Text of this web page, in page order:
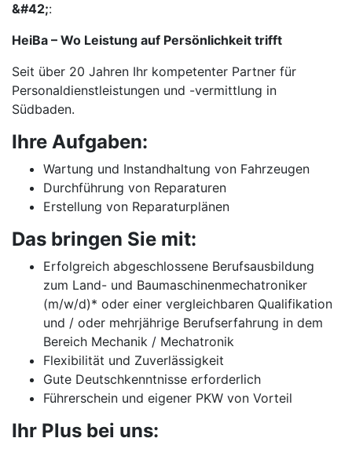
&#42;:
HeiBa – Wo Leistung auf Persönlichkeit trifft
Seit über 20 Jahren Ihr kompetenter Partner für
Personal­dienst­leistungen und -vermittlung in
Südbaden.
Ihre Aufgaben:
Wartung und Instandhaltung von Fahrzeugen
Durchführung von Reparaturen
Erstellung von Reparaturplänen
Das bringen Sie mit:
Erfolgreich abgeschlossene Berufsausbildung
zum Land- und Baumaschinenmechatroniker
(m/w/d)* oder einer vergleichbaren Qualifikation
und / oder mehrjährige Berufserfahrung in dem
Bereich Mechanik / Mechatronik
Flexibilität und Zuverlässigkeit
Gute Deutschkenntnisse erforderlich
Führerschein und eigener PKW von Vorteil
Ihr Plus bei uns: